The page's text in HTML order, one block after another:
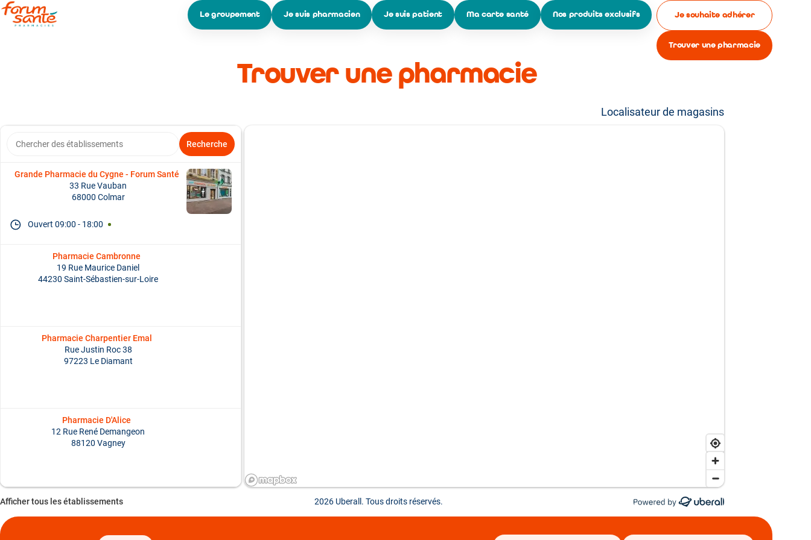
Le groupement Je suis pharmacien Je suis patient Ma carte santé Nos produits exclusifs Je souhaite adhérer
Trouver une pharmacie
Trouver une pharmacie
Localisateur de magasins
Recherche
Grande Pharmacie du Cygne - Forum Santé
33 Rue Vauban
68000 Colmar
Ouvert 09:00 - 18:00
Pharmacie Cambronne
19 Rue Maurice Daniel
44230 Saint-Sébastien-sur-Loire
Pharmacie Charpentier Emal
Rue Justin Roc 38
97223 Le Diamant
Pharmacie D'Alice
12 Rue René Demangeon
88120 Vagney
PHARMACIE DE GRAND CAMP
Afficher tous les établissements 2026 Uberall. Tous droits réservés.
La liste des emplacements est mise à jour. Nombre d'emplacements : [locations]